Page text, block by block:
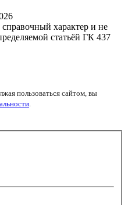
характер и не
статьёй ГК 437
пользоваться сайтом, вы
.